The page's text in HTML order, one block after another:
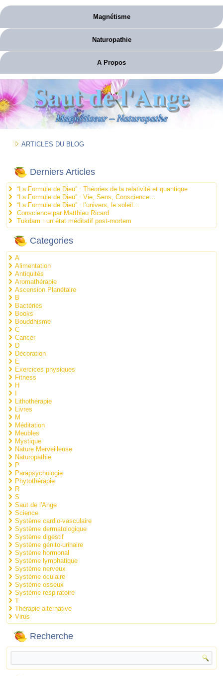
Magnétisme
Naturopathie
A Propos
Saut de l'Ange
Magnétiseur – Naturopathe
ARTICLES DU BLOG
Derniers Articles
“La Formule de Dieu” : Théories de la relativité et quantique
“La Formule de Dieu” : Vie, Sens, Conscience…
“La Formule de Dieu” : l’univers, le soleil…
Conscience par Matthieu Ricard
Tukdam : un état méditatif post-mortem
Categories
A
Alimentation
Antiquités
Aromathérapie
Ascension Planétaire
B
Bactéries
Books
Bouddhisme
C
Cancer
D
Décoration
E
Exercices physiques
Fitness
H
Lithothérapie
Livres
M
Méditation
Meubles
Mystique
Nature Merveilleuse
Naturopathie
P
Parapsychologie
Phytothérapie
R
S
Saut de l'Ange
Science
Système cardio-vasculaire
Système dermatologique
Système digestif
Système génito-urinaire
Système hormonal
Système lymphatique
Système nerveux
Système oculaire
Système osseux
Système respiratoire
T
Thérapie alternative
Virus
Recherche